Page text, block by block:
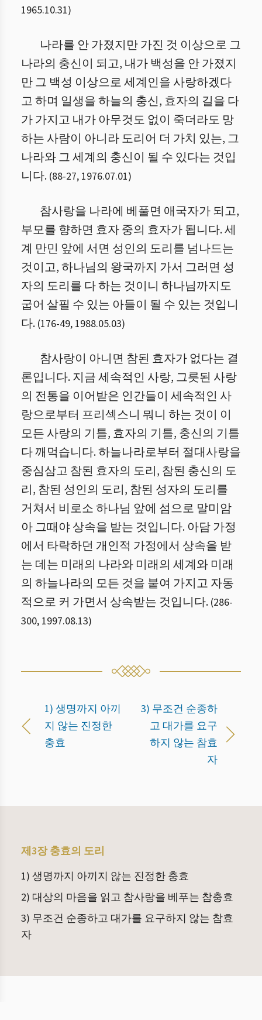
1965.10.31)
나라를 안 가졌지만 가진 것 이상으로 그
나라의 충신이 되고, 내가 백성을 안 가졌지
만 그 백성 이상으로 세계인을 사랑하겠다
고 하며 일생을 하늘의 충신, 효자의 길을 다
가 가지고 내가 아무것도 없이 죽더라도 망
하는 사람이 아니라 도리어 더 가치 있는, 그
나라와 그 세계의 충신이 될 수 있다는 것입
니다. (88-27, 1976.07.01)
참사랑을 나라에 베풀면 애국자가 되고,
부모를 향하면 효자 중의 효자가 됩니다. 세
계 만민 앞에 서면 성인의 도리를 넘나드는
것이고, 하나님의 왕국까지 가서 그러면 성
자의 도리를 다 하는 것이니 하나님까지도
굽어 살필 수 있는 아들이 될 수 있는 것입니
다. (176-49, 1988.05.03)
참사랑이 아니면 참된 효자가 없다는 결
론입니다. 지금 세속적인 사랑, 그릇된 사랑
의 전통을 이어받은 인간들이 세속적인 사
랑으로부터 프리섹스니 뭐니 하는 것이 이
모든 사랑의 기틀, 효자의 기틀, 충신의 기틀
다 깨먹습니다. 하늘나라로부터 절대사랑을
중심삼고 참된 효자의 도리, 참된 충신의 도
리, 참된 성인의 도리, 참된 성자의 도리를
거쳐서 비로소 하나님 앞에 섬으로 말미암
아 그때야 상속을 받는 것입니다. 아담 가정
에서 타락하던 개인적 가정에서 상속을 받
는 데는 미래의 나라와 미래의 세계와 미래
의 하늘나라의 모든 것을 붙여 가지고 자동
적으로 커 가면서 상속받는 것입니다. (286-
300, 1997.08.13)
1) 생명까지 아끼
지 않는 진정한
충효
3) 무조건 순종하
고 대가를 요구
하지 않는 참효
자
제3장 충효의 도리
1) 생명까지 아끼지 않는 진정한 충효
2) 대상의 마음을 읽고 참사랑을 베푸는 참충효
3) 무조건 순종하고 대가를 요구하지 않는 참효
자